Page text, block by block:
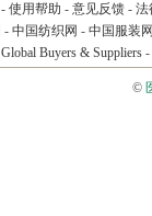
- 使用帮助 - 意见反馈 - 法
- 中国纺织网 - 中国服装
Global Buyers & Suppliers -
©